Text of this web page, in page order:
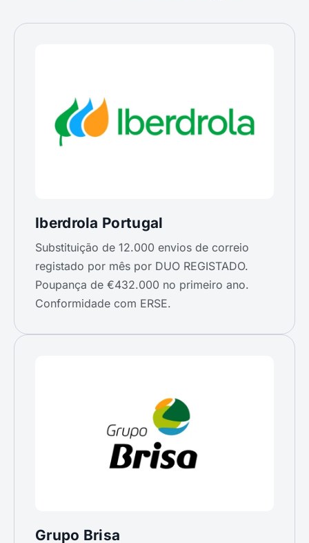
Iberdrola Portugal
Substituição de 12.000 envios de correio
registado por mês por DUO REGISTADO.
Poupança de €432.000 no primeiro ano.
Conformidade com ERSE.
Grupo Brisa